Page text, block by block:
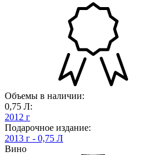
Объемы в наличии:
0,75 Л:
2012 г
Подарочное издание:
2013 г - 0,75 Л
Вино